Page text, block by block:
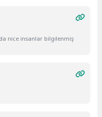
nice insanlar bilgilenmiş